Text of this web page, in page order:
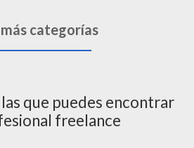
categorías
que puedes encontrar
freelance